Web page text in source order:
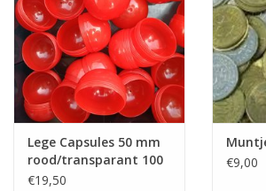
Lege Capsules 50 mm
rood/transparant 100
stuks
€19,50
€9,00